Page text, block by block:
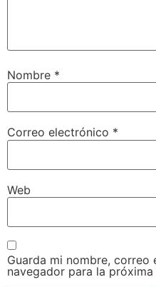
Nombre *
Correo electrónico *
Web
Guarda mi nombre,
navegador para la